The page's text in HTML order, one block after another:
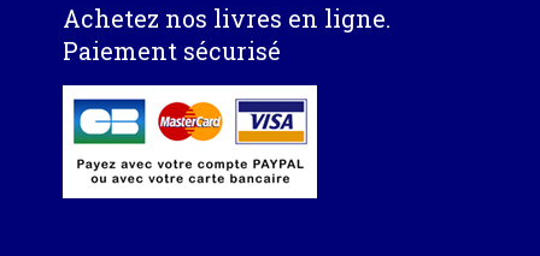
Achetez nos livres en ligne.
Paiement sécurisé